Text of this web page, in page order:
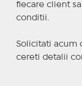
fiecare client
conditii.
Solicitati acum
cereti detalii